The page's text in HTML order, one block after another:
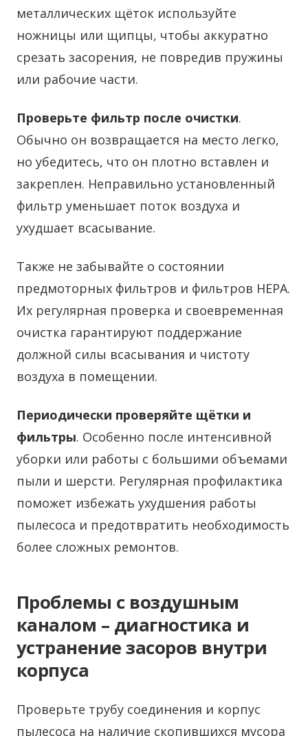
металлических щёток используйте
ножницы или щипцы, чтобы аккуратно
срезать засорения, не повредив пружины
или рабочие части.
Проверьте фильтр после очистки.
Обычно он возвращается на место легко,
но убедитесь, что он плотно вставлен и
закреплен. Неправильно установленный
фильтр уменьшает поток воздуха и
ухудшает всасывание.
Также не забывайте о состоянии
предмоторных фильтров и фильтров HEPA.
Их регулярная проверка и своевременная
очистка гарантируют поддержание
должной силы всасывания и чистоту
воздуха в помещении.
Периодически проверяйте щётки и
фильтры. Особенно после интенсивной
уборки или работы с большими объемами
пыли и шерсти. Регулярная профилактика
поможет избежать ухудшения работы
пылесоса и предотвратить необходимость
более сложных ремонтов.
Проблемы с воздушным
каналом – диагностика и
устранение засоров внутри
корпуса
Проверьте трубу соединения и корпус
пылесоса на наличие скопившихся мусора